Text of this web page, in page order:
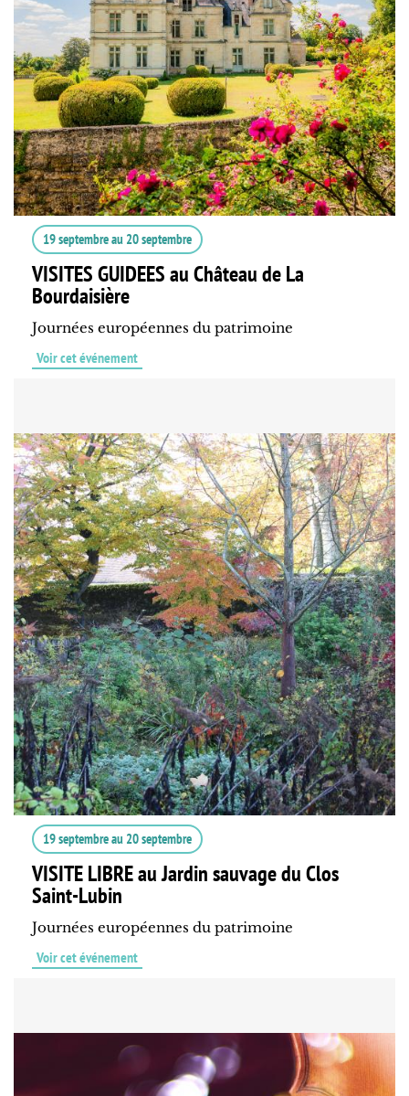
19 septembreau 20 septembre
VISITES GUIDEES au Château de La
Bourdaisière
Journées européennes du patrimoine
Voir cet événement
19 septembreau 20 septembre
VISITE LIBRE au Jardin sauvage du Clos
Saint-Lubin
Journées européennes du patrimoine
Voir cet événement